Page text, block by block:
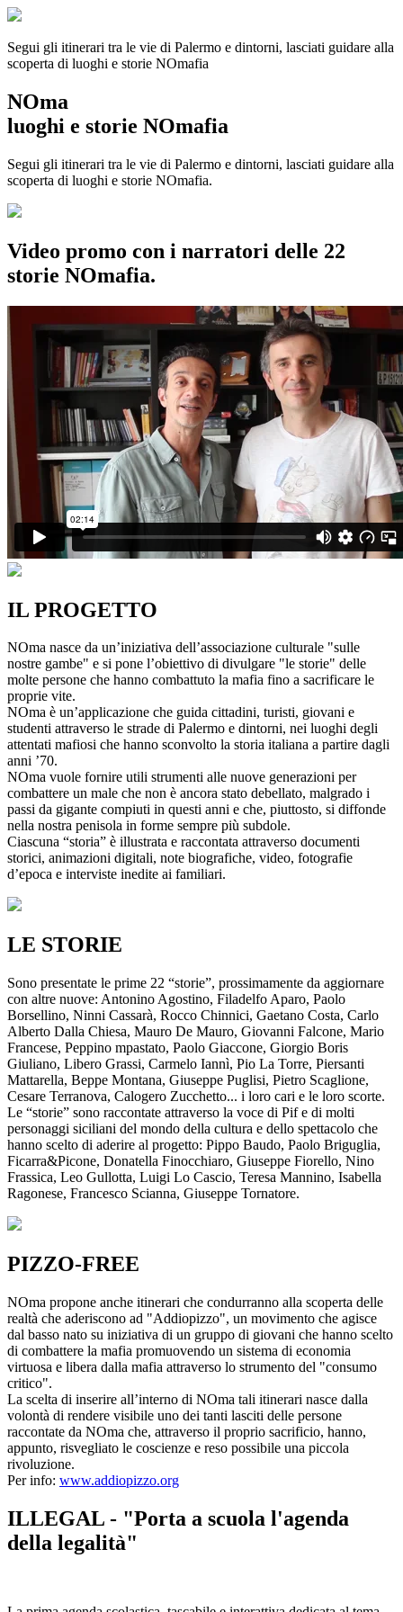
Segui gli itinerari tra le vie di Palermo e dintorni, lasciati guidare alla
scoperta di luoghi e storie NOmafia
NOma
luoghi e storie NOmafia
Segui gli itinerari tra le vie di Palermo e dintorni, lasciati guidare alla
scoperta di luoghi e storie NOmafia.
Video promo con i narratori delle 22
storie NOmafia.
IL PROGETTO
NOma nasce da un’iniziativa dell’associazione culturale "sulle
nostre gambe" e si pone l’obiettivo di divulgare "le storie" delle
molte persone che hanno combattuto la mafia fino a sacrificare le
proprie vite.
NOma è un’applicazione che guida cittadini, turisti, giovani e
studenti attraverso le strade di Palermo e dintorni, nei luoghi degli
attentati mafiosi che hanno sconvolto la storia italiana a partire dagli
anni ’70.
NOma vuole fornire utili strumenti alle nuove generazioni per
combattere un male che non è ancora stato debellato, malgrado i
passi da gigante compiuti in questi anni e che, piuttosto, si diffonde
nella nostra penisola in forme sempre più subdole.
Ciascuna “storia” è illustrata e raccontata attraverso documenti
storici, animazioni digitali, note biografiche, video, fotografie
d’epoca e interviste inedite ai familiari.
LE STORIE
Sono presentate le prime 22 “storie”, prossimamente da aggiornare
con altre nuove: Antonino Agostino, Filadelfo Aparo, Paolo
Borsellino, Ninni Cassarà, Rocco Chinnici, Gaetano Costa, Carlo
Alberto Dalla Chiesa, Mauro De Mauro, Giovanni Falcone, Mario
Francese, Peppino mpastato, Paolo Giaccone, Giorgio Boris
Giuliano, Libero Grassi, Carmelo Iannì, Pio La Torre, Piersanti
Mattarella, Beppe Montana, Giuseppe Puglisi, Pietro Scaglione,
Cesare Terranova, Calogero Zucchetto... i loro cari e le loro scorte.
Le “storie” sono raccontate attraverso la voce di Pif e di molti
personaggi siciliani del mondo della cultura e dello spettacolo che
hanno scelto di aderire al progetto: Pippo Baudo, Paolo Briguglia,
Ficarra&Picone, Donatella Finocchiaro, Giuseppe Fiorello, Nino
Frassica, Leo Gullotta, Luigi Lo Cascio, Teresa Mannino, Isabella
Ragonese, Francesco Scianna, Giuseppe Tornatore.
PIZZO-FREE
NOma propone anche itinerari che condurranno alla scoperta delle
realtà che aderiscono ad "Addiopizzo", un movimento che agisce
dal basso nato su iniziativa di un gruppo di giovani che hanno scelto
di combattere la mafia promuovendo un sistema di economia
virtuosa e libera dalla mafia attraverso lo strumento del "consumo
critico".
La scelta di inserire all’interno di NOma tali itinerari nasce dalla
volontà di rendere visibile uno dei tanti lasciti delle persone
raccontate da NOma che, attraverso il proprio sacrificio, hanno,
appunto, risvegliato le coscienze e reso possibile una piccola
rivoluzione.
Per info: www.addiopizzo.org
ILLEGAL - "Porta a scuola l'agenda
della legalità"